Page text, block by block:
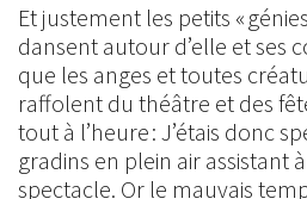
Et justement les petits «
dansent autour d’elle et ses
que les anges et toutes
raffolent du théâtre et des
tout à l’heure : J’étais donc
gradins en plein air assistant
spectacle. Or le mauvais